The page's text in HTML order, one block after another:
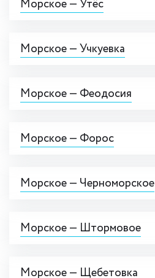
Морское — Утёс
Морское — Учкуевка
Морское — Феодосия
Морское — Форос
Морское — Черноморское
Морское — Штормовое
Морское — Щебетовка